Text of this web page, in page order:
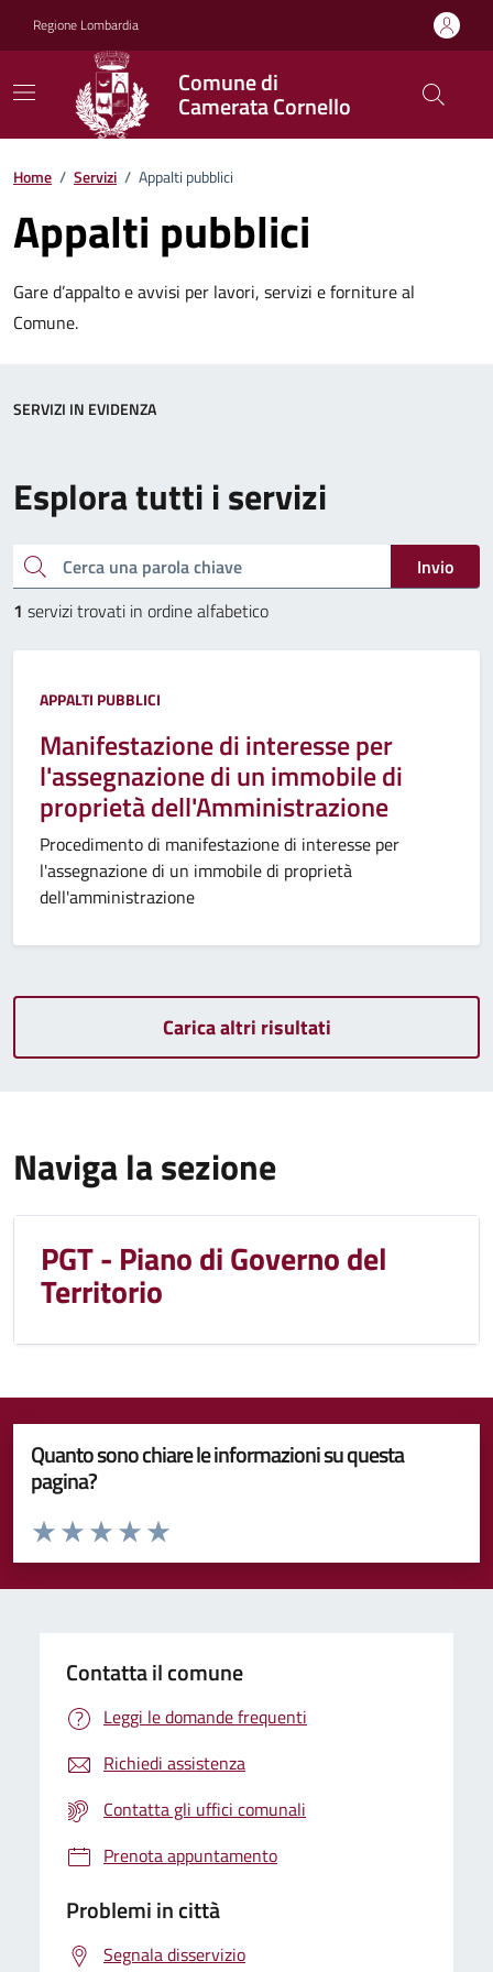
Regione Lombardia
Comune di
Camerata Cornello
Home / Servizi / Appalti pubblici
Appalti pubblici
Gare d’appalto e avvisi per lavori, servizi e forniture al
Comune.
Esplora tutti i servizi
Cerca una parola chiave
Invio
1 servizi trovati in ordine alfabetico
APPALTI PUBBLICI
Manifestazione di interesse per
l'assegnazione di un immobile di
proprietà dell'Amministrazione
Procedimento di manifestazione di interesse per
l'assegnazione di un immobile di proprietà
dell'amministrazione
Carica altri risultati
SERVIZI IN EVIDENZA
Naviga la sezione
PGT - Piano di Governo del
Territorio
Quanto sono chiare le informazioni su questa
pagina?
Valuta da 1 a 5 stelle la pagina
Valuta 5 stelle su 5
Valuta 4 stelle su 5
Valuta 3 stelle su 5
Valuta 2 stelle su 5
Valuta 1 stelle su 5
Contatta il comune
Leggi le domande frequenti
Richiedi assistenza
Contatta gli uffici comunali
Prenota appuntamento
Problemi in città
Segnala disservizio